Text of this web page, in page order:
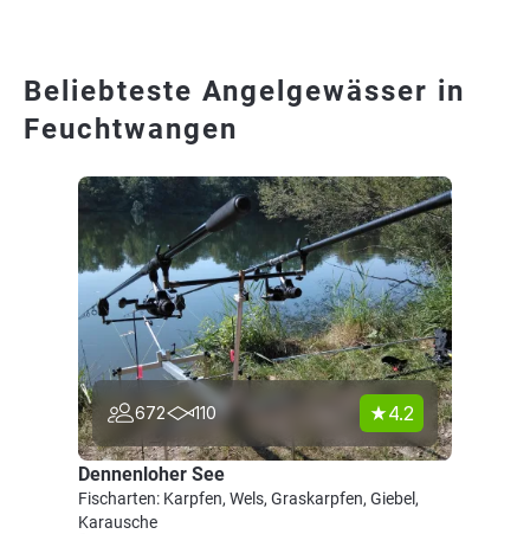
Beliebteste Angelgewässer in
Feuchtwangen
672 110 4.2
Dennenloher See
Fischarten: Karpfen, Wels, Graskarpfen, Giebel,
Karausche